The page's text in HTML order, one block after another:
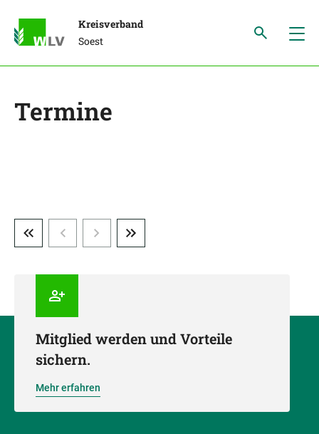
Kreisverband
Soest
Termine
Mitglied werden und Vorteile
sichern.
Mehr erfahren